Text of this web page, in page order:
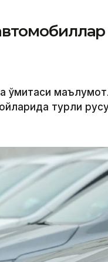
қўмитаси
турли